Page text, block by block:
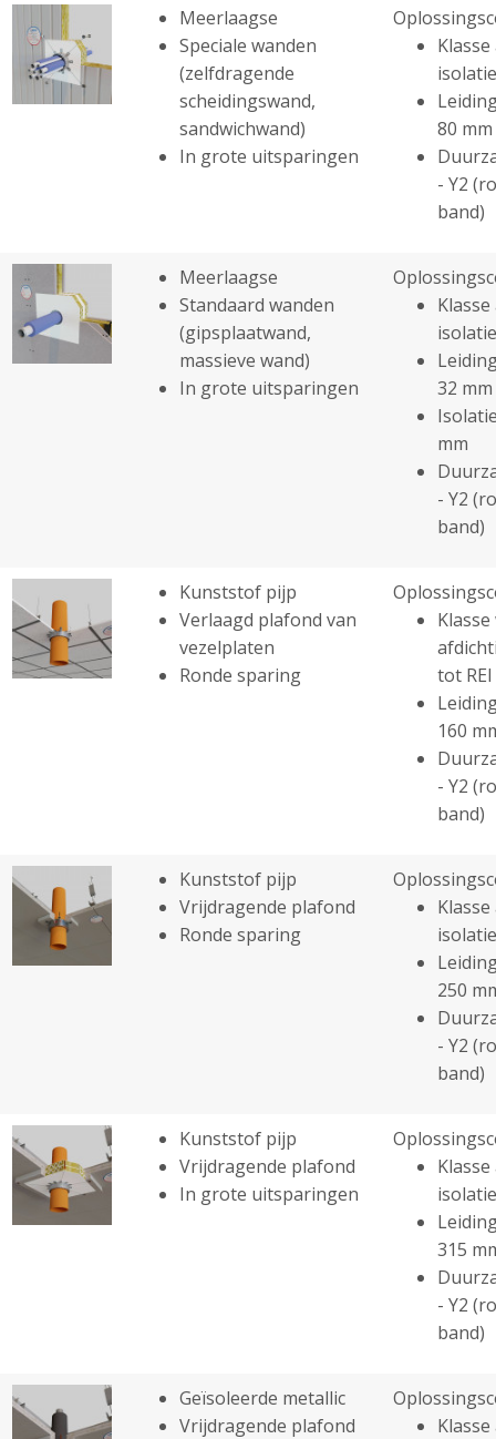
Meerlaagse
Speciale wanden
(zelfdragende
scheidingswand,
sandwichwand)
In grote uitsparingen
80 mm
- Y2
band)
Meerlaagse
Standaard wanden
(gipsplaatwand,
massieve wand)
In grote uitsparingen
32 mm
mm
- Y2
band)
Kunststof pijp
Verlaagd plafond van
vezelplaten
Ronde sparing
tot
160
- Y2
band)
Kunststof pijp
Vrijdragende plafond
Ronde sparing
250
- Y2
band)
Kunststof pijp
Vrijdragende plafond
In grote uitsparingen
315
- Y2
band)
Geïsoleerde metallic
Vrijdragende plafond